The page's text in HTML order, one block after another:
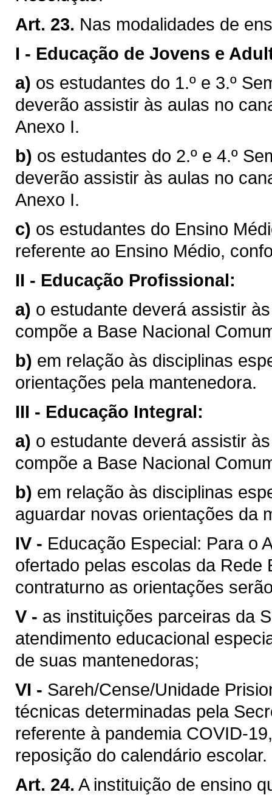
Art. 23. Nas modalidades de
I - Educação de Jovens e
a) os estudantes do 1.º e 3.º
deverão assistir às aulas no
Anexo I.
b) os estudantes do 2.º e 4.º
deverão assistir às aulas no
Anexo I.
c) os estudantes do Ensino
referente ao Ensino Médio,
II - Educação Profissional:
a) o estudante deverá assistir
compõe a Base Nacional
b) em relação às disciplinas
orientações pela mantenedora.
III - Educação Integral:
a) o estudante deverá assistir
compõe a Base Nacional
b) em relação às disciplinas
aguardar novas orientações da
IV - Educação Especial: Para o
ofertado pelas escolas da Rede
contraturno as orientações
V - as instituições parceiras da
atendimento educacional
de suas mantenedoras;
VI - Sareh/Cense/Unidade
técnicas determinadas pela
referente à pandemia COVID-
reposição do calendário escolar.
Art. 24. A instituição de ensino